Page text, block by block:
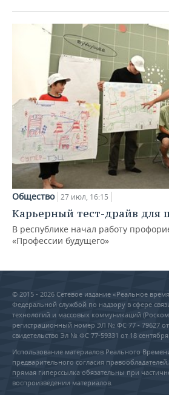
Общество 27 июл, 16:15
Карьерный тест-драйв для
В республике начал работу
«Профессии будущего»
© 2015 - 2026 Сетевое издание «Реальное
Федеральной службой по надзору в сфере
технологий и массовых коммуникаций
регистрационный номер ЭЛ № ФС 77 - 79627 от
свидетельство Эл № ФС 77-59331 от 18 сентября
Использование материалов Реального
предварительного согласия
прямая гиперссылка обязательны при
воспроизведении материалов.